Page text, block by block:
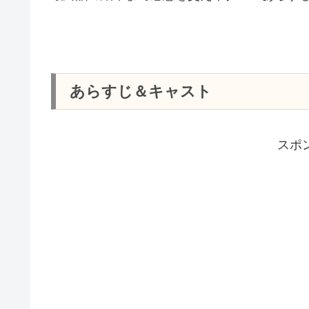
あらすじ＆キャスト
スポ